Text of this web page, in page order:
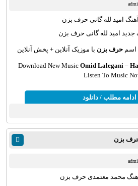
جدید امید لله گانی حرف بزن
اسمحرف بزن با موزیک آنلاین+ پخش آنلاین
Download New Music Omid Lalegani –
Listen To Music
ادامه مطلب / دانلود
بزن